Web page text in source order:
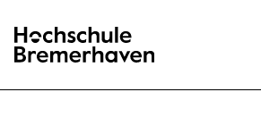
Hochschule Bremerhaven